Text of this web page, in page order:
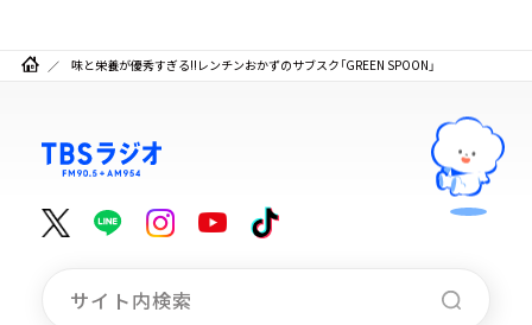
味と栄養が優秀すぎる!!レンチンおかずのサブスク「GREEN SPOON」